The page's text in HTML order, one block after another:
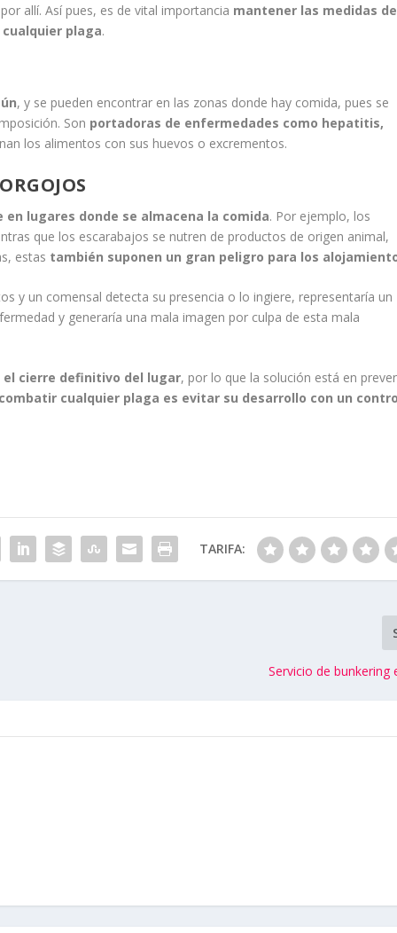
allí. Así pues, es de vital importancia mantener las medidas de
plaga.
, y se pueden encontrar en las zonas donde hay comida, pues se
Son portadoras de enfermedades como hepatitis,
los alimentos con sus huevos o excrementos.
lugares donde se almacena la comida. Por ejemplo, los
que los escarabajos se nutren de productos de origen animal,
estas también suponen un gran peligro para los
y un comensal detecta su presencia o lo ingiere, representaría un
y generaría una mala imagen por culpa de esta mala
cierre definitivo del lugar, por lo que la solución está en
cualquier plaga es evitar su desarrollo con un
TARIFA:
Servicio de bunkering